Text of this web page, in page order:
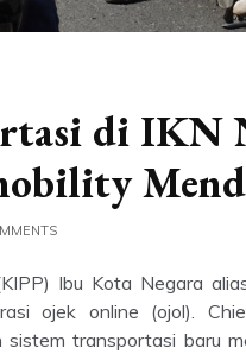
di IKN
Ibu Kota Negara
ojek online (ojol).
transportasi baru